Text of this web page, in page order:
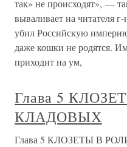
так» не происходят», —
вываливает на читателя
убил Российскую
даже кошки не родятся.
приходит на ум,
Глава 5
КЛАДОВЫХ
Глава 5 КЛОЗЕТЫ В